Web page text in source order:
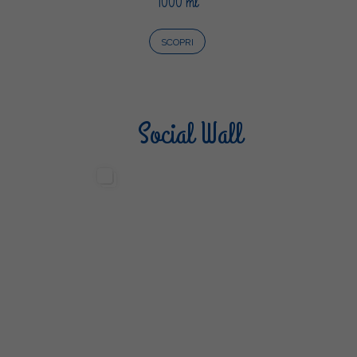
SCOPRI
Social Wall